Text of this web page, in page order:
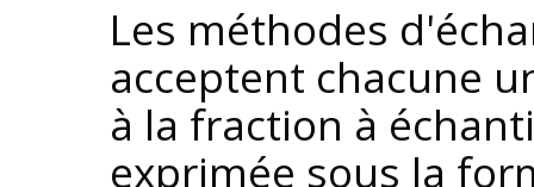
Les méthodes
acceptent chacune
à la fraction à
exprimée sous la